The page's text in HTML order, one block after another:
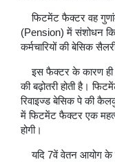
फिटमेंट फैक्टर वह
(Pension) में संशोधन
कर्मचारियों की बेसिक
इस फैक्टर के कारण ही
की बढ़ोतरी होती है।
रिवाइज्ड बेसिक पे की
में फिटमेंट फैक्टर एक
होगी।
यदि 7वें वेतन आयोग के